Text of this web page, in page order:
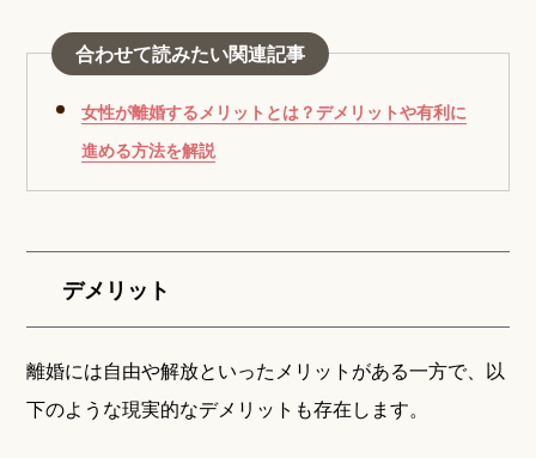
合わせて読みたい関連記事
女性が離婚するメリットとは？デメリットや有利に
進める方法を解説
デメリット
離婚には自由や解放といったメリットがある一方で、以
下のような現実的なデメリットも存在します。